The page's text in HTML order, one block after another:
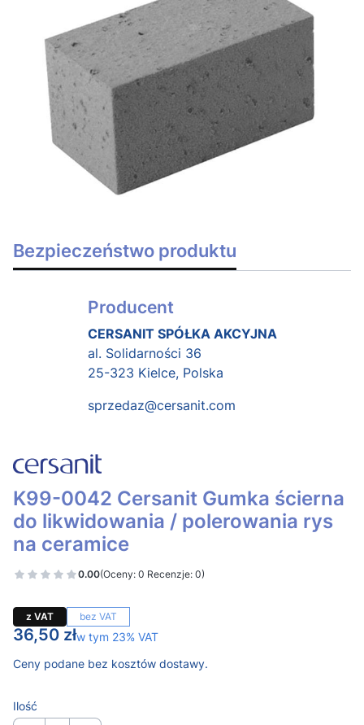
Bezpieczeństwo produktu
Producent
CERSANIT SPÓŁKA AKCYJNA
al. Solidarności 36
25-323 Kielce, Polska
sprzedaz@cersanit.com
K99-0042 Cersanit Gumka ścierna
do likwidowania / polerowania rys
na ceramice
0.00(Oceny: 0 Recenzje: 0)
z VAT bez VAT
Cena
36,50 złw tym 23% VAT
w tym 23% VAT
Ceny podane bez kosztów dostawy.
Ilość